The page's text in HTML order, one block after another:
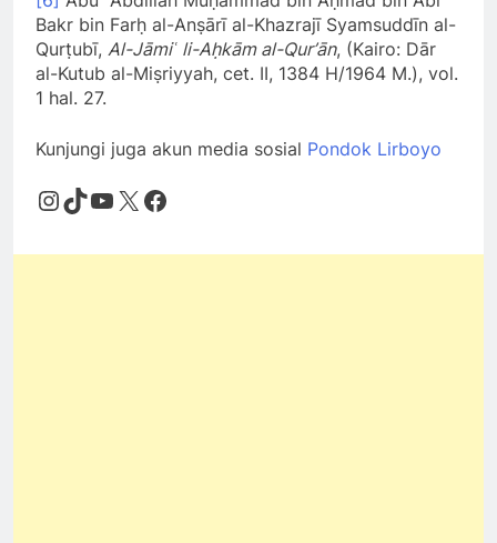
Bakr bin Farḥ al-Anṣārī al-Khazrajī Syamsuddīn al-
Qurṭubī, Al-Jāmiʿ li-Aḥkām al-Qur’ān, (Kairo: Dār
al-Kutub al-Miṣriyyah, cet. II, 1384 H/1964 M.), vol.
1 hal. 27.
Kunjungi juga akun media sosial Pondok Lirboyo
Instagram
TikTok
YouTube
X Facebook